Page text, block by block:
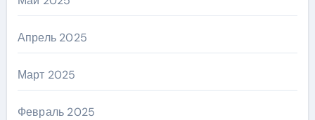
Апрель 2025
Март 2025
Февраль 2025